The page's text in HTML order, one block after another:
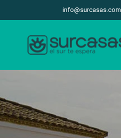
info@surcasas.com